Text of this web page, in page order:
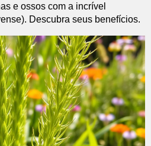
e ossos com a incrível
Descubra seus benefícios.